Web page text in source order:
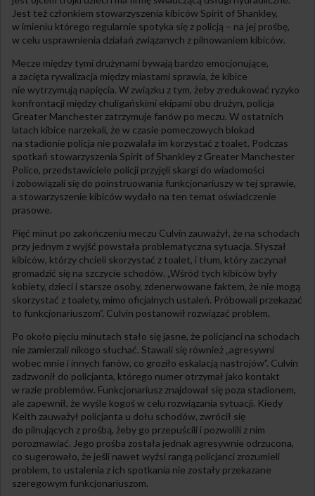
Jest też członkiem stowarzyszenia kibiców Spirit of Shankley,
w imieniu którego regularnie spotyka się z policją – na jej prośbę,
w celu usprawnienia działań związanych z pilnowaniem kibiców.
Mecze między tymi drużynami bywają bardzo emocjonujące,
a zacięta rywalizacja między miastami sprawia, że kibice
nie wytrzymują napięcia. W związku z tym, żeby zredukować ryzyko
konfrontacji między chuligańskimi ekipami obu drużyn, policja
Greater Manchester zatrzymuje fanów po meczu. W ostatnich
latach kibice narzekali, że w czasie pomeczowych blokad
na stadionie policja nie pozwalała im korzystać z toalet. Podczas
spotkań stowarzyszenia Spirit of Shankley z Greater Manchester
Police, przedstawiciele policji przyjęli skargi do wiadomości
i zobowiązali się do poinstruowania funkcjonariuszy w tej sprawie,
a stowarzyszenie kibiców wydało na ten temat oświadczenie
prasowe.
Pięć minut po zakończeniu meczu Culvin zauważył, że na schodach
przy jednym z wyjść powstała problematyczna sytuacja. Słyszał
kibiców, którzy chcieli skorzystać z toalet, i tłum, który zaczynał
gromadzić się na szczycie schodów. „Wśród tych kibiców były
kobiety, dzieci i starsze osoby, zdenerwowane faktem, że nie mogą
skorzystać z toalety, mimo oficjalnych ustaleń. Próbowali przekazać
to funkcjonariuszom”. Culvin postanowił rozwiązać problem.
Po około pięciu minutach stało się jasne, że policjanci na schodach
nie zamierzali nikogo słuchać. Stawali się również „agresywni
wobec mnie i innych fanów, co groziło eskalacją nastrojów”. Culvin
zadzwonił do policjanta, którego numer otrzymał jako kontakt
w razie problemów. Funkcjonariusz znajdował się poza stadionem,
ale zapewnił, że wyśle kogoś w celu rozwiązania sytuacji. Kiedy
Keith zauważył policjanta u dołu schodów, zwrócił się
do pilnujących z prośbą, żeby go przepuścili i pozwolili z nim
porozmawiać. Jego prośba została jednak agresywnie odrzucona,
co sugerowało, że jeśli nawet wyżsi rangą policjanci zrozumieli
problem, to ustalenia z ich spotkania nie zostały przekazane
szeregowym funkcjonariuszom.